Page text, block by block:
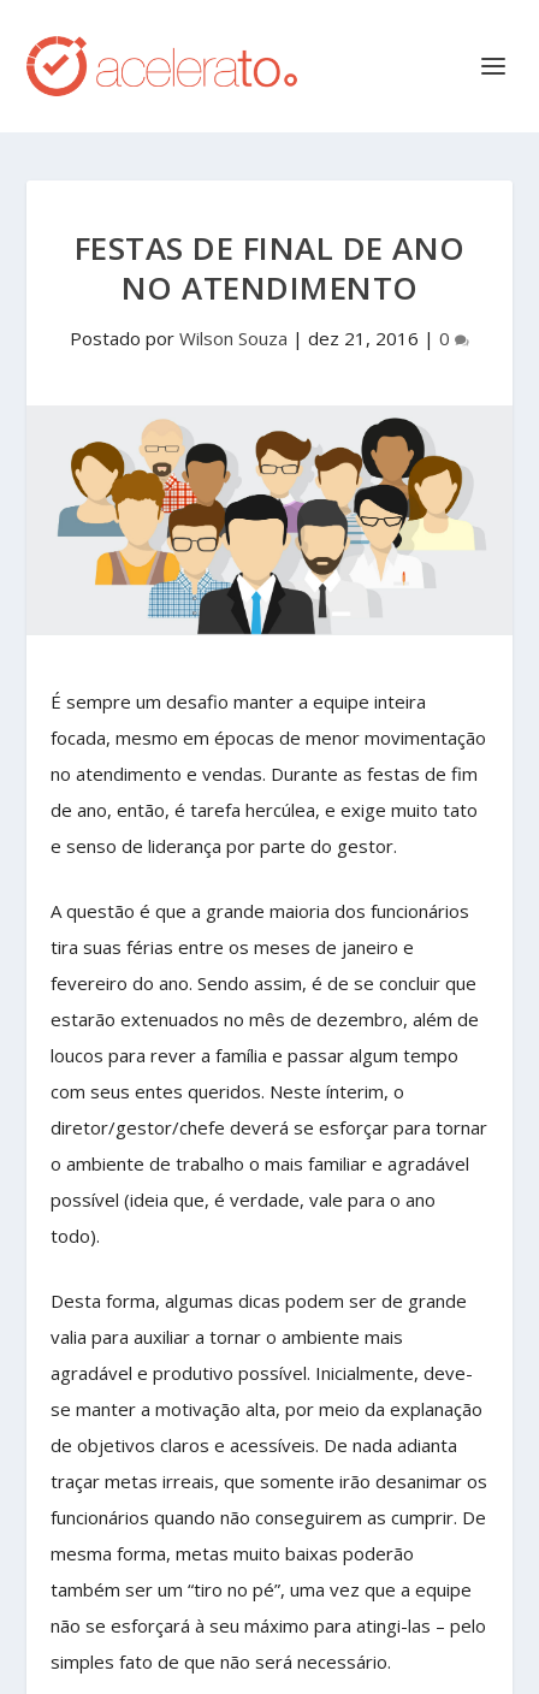
FESTAS DE FINAL DE ANO
NO ATENDIMENTO
Postado por Wilson Souza | dez 21, 2016 | 0
É sempre um desafio manter a equipe inteira
focada, mesmo em épocas de menor movimentação
no atendimento e vendas. Durante as festas de fim
de ano, então, é tarefa hercúlea, e exige muito tato
e senso de liderança por parte do gestor.
A questão é que a grande maioria dos funcionários
tira suas férias entre os meses de janeiro e
fevereiro do ano. Sendo assim, é de se concluir que
estarão extenuados no mês de dezembro, além de
loucos para rever a família e passar algum tempo
com seus entes queridos. Neste ínterim, o
diretor/gestor/chefe deverá se esforçar para tornar
o ambiente de trabalho o mais familiar e agradável
possível (ideia que, é verdade, vale para o ano
todo).
Desta forma, algumas dicas podem ser de grande
valia para auxiliar a tornar o ambiente mais
agradável e produtivo possível. Inicialmente, deve-
se manter a motivação alta, por meio da explanação
de objetivos claros e acessíveis. De nada adianta
traçar metas irreais, que somente irão desanimar os
funcionários quando não conseguirem as cumprir. De
mesma forma, metas muito baixas poderão
também ser um “tiro no pé”, uma vez que a equipe
não se esforçará à seu máximo para atingi-las – pelo
simples fato de que não será necessário.